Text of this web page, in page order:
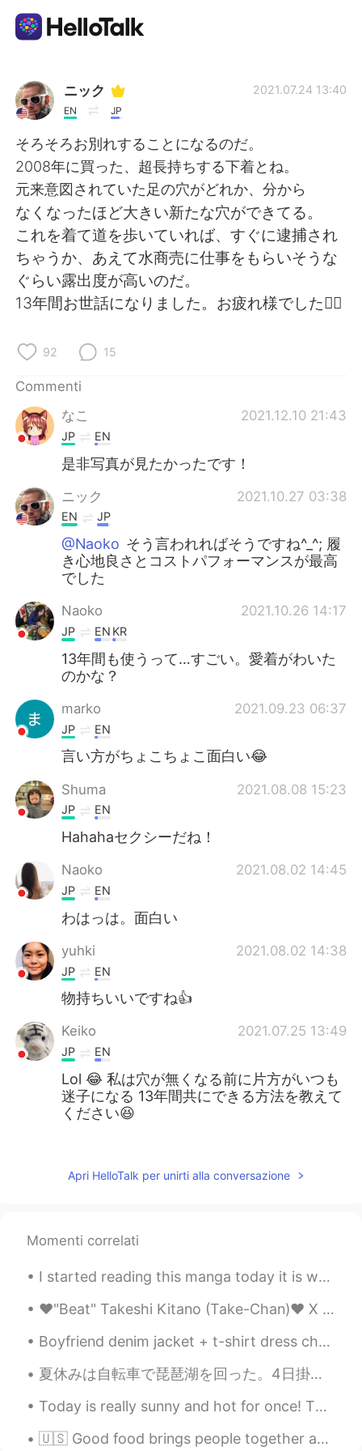
App di scambio linguistico
AI Grammar Checker
Italiano
English 简体中文
繁體中文 Español
한국어
ไทย
Türkçe
Português
ニック
EN JP
2021.07.24 13:40
そろそろお別れすることになるのだ。
2008年に買った、超長持ちする下着とね。
元来意図されていた足の穴がどれか、分から
なくなったほど大きい新たな穴ができてる。
これを着て道を歩いていれば、すぐに逮捕され
ちゃうか、あえて水商売に仕事をもらいそうな
ぐらい露出度が高いのだ。
13年間お世話になりました。お疲れ様でした🙇‍♂️
92 15
Commenti
なこ
2021.12.10 21:43
JP EN
是非写真が見たかったです！
ニック 2021.10.27 03:38
EN JP
@Naoko そう言われればそうですね^_^; 履
き心地良さとコストパフォーマンスが最高
でした
Naoko 2021.10.26 14:17
JP EN KR
13年間も使うって…すごい。愛着がわいた
のかな？
marko 2021.09.23 06:37
JP EN
言い方がちょこちょこ面白い😂
Shuma 2021.08.08 15:23
JP EN
Hahahaセクシーだね！
Naoko 2021.08.02 14:45
JP EN
わはっは。面白い
yuhki 2021.08.02 14:38
JP EN
物持ちいいですね👍
Keiko 2021.07.25 13:49
JP EN
Lol 😂 私は穴が無くなる前に片方がいつも
迷子になる 13年間共にできる方法を教えて
ください😆
JP EN
別れがつらい😢
בואו נפרק את הממשלות 2021.07.24 13:47
JP EN
下着も本望ですね✨おつかれさまでした。
Apri HelloTalk per unirti alla conversazione
Momenti correlati
I started reading this manga today it is written by my favourite manga author she is so talented ...
❤"Beat" Takeshi Kitano (Take-Chan)❤ X ❤Lu...
Boyfriend denim jacket + t-shirt dress checked! Fashion is all about mixing confidence, creativit...
夏休みは自転車で琵琶湖を回った。4日掛かった😜。自然やお寺がきれいだった。足が痛いですが私は嬉しいよ。 _____________________________________ For th...
Today is really sunny and hot for once! This is the town centre/ town. This is a monument that ce...
🇺🇸 Good food brings people together and nourishes the soul. 🇯🇵 美味しい料理は人々を結びつけ、魂に栄養を与えます。 🇨🇳 美...